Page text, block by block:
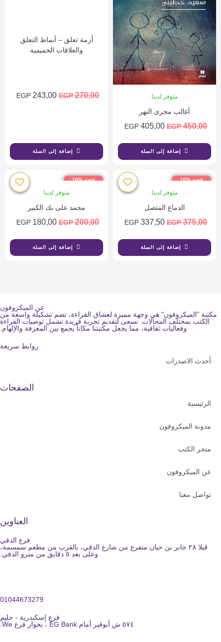
متوفر لدينا
أغالب مجرى النهر
450,00
EGP
405,00
EGP
إضافة إلى السلة
أزمة تعلق – أنماط التعلق
والعلاقات الحميمية
270,00
EGP
243,00
EGP
إضافة إلى السلة
خصم %10
متوفر لدينا
الدماغ المتصل
375,00
EGP
337,50
EGP
إضافة إلى السلة
خصم %10
متوفر لدينا
محمد على بك الكبير
200,00
EGP
180,00
EGP
إضافة إلى السلة
عن الميكروفون
مكتبة "الميكروفون" هي وجهة مميزة لعشاق القراءة، تضم تشكيلة واسعة من
الكتب بمختلف المجالات. نسعى لتقديم تجربة فريدة تشمل توصيات القراءة
وفعاليات ثقافية، مما يجعل مكتبتنا مكاناً يجمع بين المعرفة والإلهام.
روابط سريعة
أحدث الاصدرات
الصفحات
الرئيسية
مدونة الميكروفون
متجر الكتب
عن الميكروفون
تواصل معنا
العناوين
فرع الدقي
ڤيلا ٢٨ جابر بن حيان متفرع من شارع الدقي، بالقرب من مطعم سمسمة،
وعلى بعد ٥ دقايق من مترو الدقي.
01044673279
فرع إسكندرية - جليم
٥٧٤ ش أبوقير أمام EG Bank ، بجوار فرع We.